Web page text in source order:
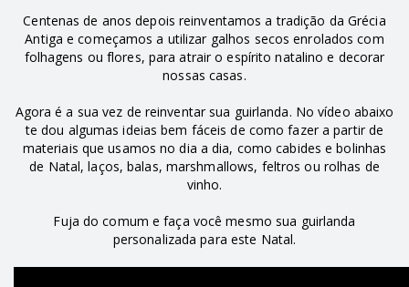
Centenas de anos depois reinventamos a tradição da Grécia
Antiga e começamos a utilizar galhos secos enrolados com
folhagens ou flores, para atrair o espírito natalino e decorar
nossas casas.
Agora é a sua vez de reinventar sua guirlanda. No vídeo abaixo
te dou algumas ideias bem fáceis de como fazer a partir de
materiais que usamos no dia a dia, como cabides e bolinhas
de Natal, laços, balas, marshmallows, feltros ou rolhas de
vinho.
Fuja do comum e faça você mesmo sua guirlanda
personalizada para este Natal.